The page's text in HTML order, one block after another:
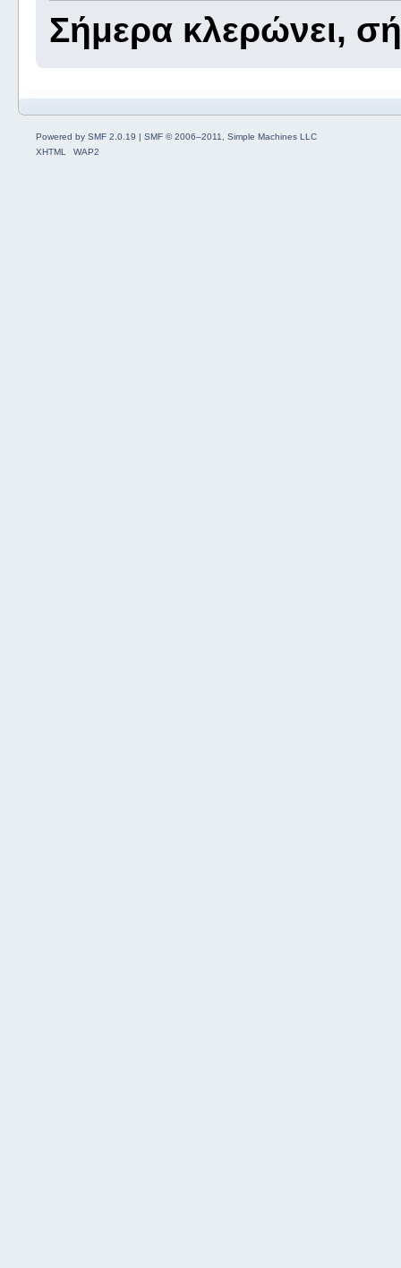
Σήμερα κλερώνει,
Powered by SMF 2.0.19 | SMF © 2006–2011, Simple Machines LLC
XHTML
WAP2